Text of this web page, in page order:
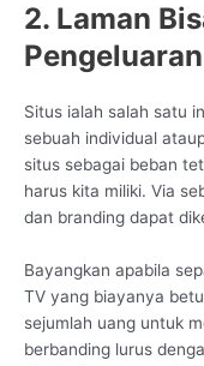
2. Laman
Situs ialah salah satu
sebuah individual
situs sebagai beban
harus kita miliki. Via
dan branding dapat
Bayangkan apabila
TV yang biayanya
sejumlah uang untuk
berbanding lurus